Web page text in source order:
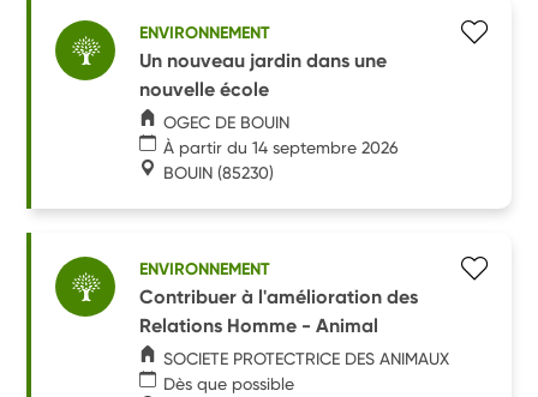
ENVIRONNEMENT
Un nouveau jardin dans une
nouvelle école
OGEC DE BOUIN
À partir du 14 septembre 2026
BOUIN (85230)
ENVIRONNEMENT
Contribuer à l'amélioration des
Relations Homme - Animal
SOCIETE PROTECTRICE DES ANIMAUX
Dès que possible